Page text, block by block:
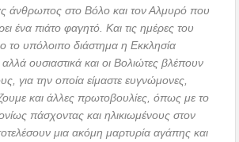
άνθρωπος στο Βόλο και τον Αλμυρό που
ένα πιάτο φαγητό. Και τις ημέρες του
το υπόλοιπο διάστημα η Εκκλησία
ουσιαστικά και οι Βολιώτες βλέπουν
για την οποία είμαστε ευγνώμονες,
και άλλες πρωτοβουλίες, όπως με το
πάσχοντας και ηλικιωμένους στον
μια ακόμη μαρτυρία αγάπης και